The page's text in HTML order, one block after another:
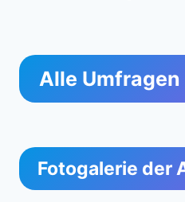
Alle Umfragen
Fotogalerie der